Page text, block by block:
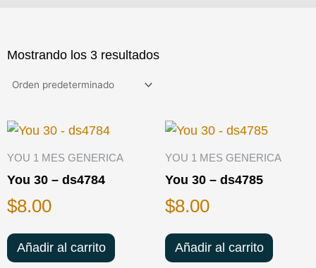
Mostrando los 3 resultados
YOU 1 MES GENERICA
You 30 – ds4784
$8.00
Añadir al carrito
YOU 1 MES GENERICA
You 30 – ds4785
$8.00
Añadir al carrito